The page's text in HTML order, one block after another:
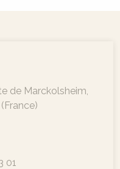
de Marckolsheim,
01